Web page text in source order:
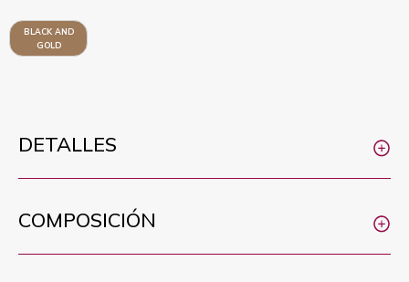
BLACK AND
GOLD
DETALLES
COMPOSICIÓN